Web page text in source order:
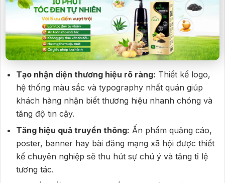
Tạo nhận diện thương hiệu rõ ràng: Thiết kế logo,
hệ thống màu sắc và typography nhất quán giúp
khách hàng nhận biết thương hiệu nhanh chóng và
tăng độ tin cậy.
Tăng hiệu quả truyền thông: Ấn phẩm quảng cáo,
poster, banner hay bài đăng mạng xã hội được thiết
kế chuyên nghiệp sẽ thu hút sự chú ý và tăng tỉ lệ
tương tác.